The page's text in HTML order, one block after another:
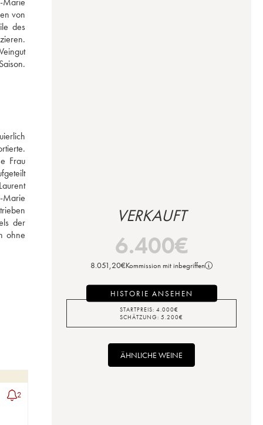
von
des
Frau
Marie
der
ohne
2
VERKAUFT
6.400€
8.051,20€Kommission mit inbegriffen
HISTORIE ANSEHEN
STARTPREIS: 4.000€
SCHÄTZUNG: 5.200€
ÄHNLICHE WEINE